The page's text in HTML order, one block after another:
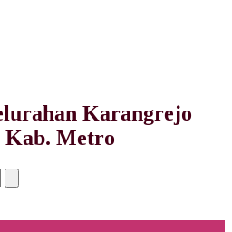
Karangrejo
Metro